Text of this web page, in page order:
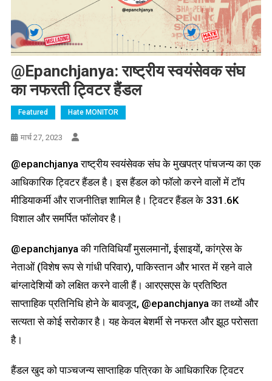
@epanchjanya: राष्ट्रीय स्वयंसेवक संघ
का नफरती ट्विटर हैंडल
Featured Hate MONITOR
मार्च 27, 2023
@epanchjanya राष्ट्रीय स्वयंसेवक संघ के मुखपत्र पांचजन्य का एक
आधिकारिक ट्विटर हैंडल है। इस हैंडल को फॉलो करने वालों में टॉप
मीडियाकर्मी और राजनीतिज्ञ शामिल है। ट्विटर हैंडल के 331.6K
विशाल और समर्पित फॉलोवर है।
@epanchjanya की गतिविधियाँ मुसलमानों, ईसाइयों, कांग्रेस के
नेताओं (विशेष रूप से गांधी परिवार), पाकिस्तान और भारत में रहने वाले
बांग्लादेशियों को लक्षित करने वाली हैं। आरएसएस के प्रतिष्ठित
साप्ताहिक प्रतिनिधि होने के बावजूद, @epanchjanya का तथ्यों और
सत्यता से कोई सरोकार है। यह केवल बेशर्मी से नफरत और झूठ परोसता
है।
हैंडल खुद को पाञ्चजन्य साप्ताहिक पत्रिका के आधिकारिक ट्विटर